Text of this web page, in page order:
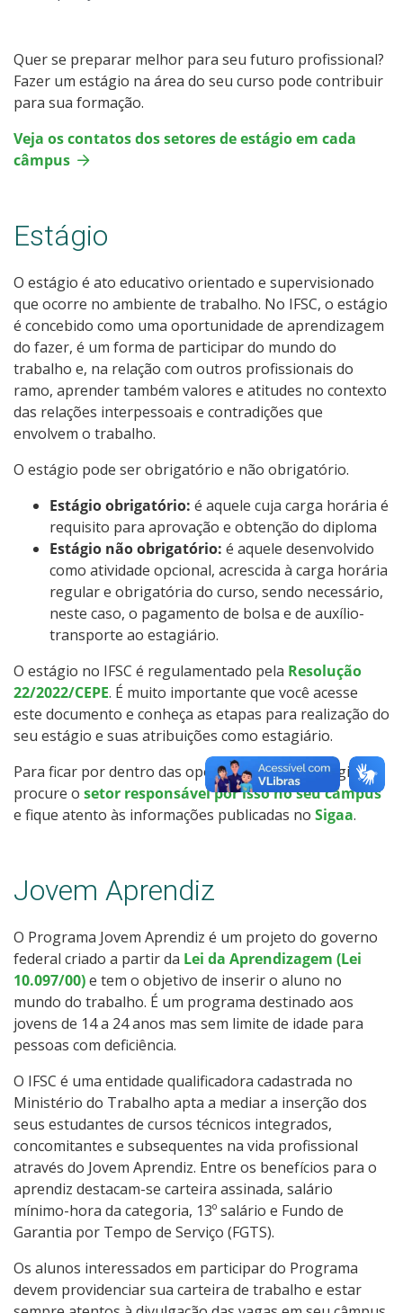
Programa Institucional de Bolsa de Iniciação à Docência -
PIBID
Residência Pedagógica
Programa de Educação Tutorial | PET
Oportunidades externas
Editais Encerrados
Quer se preparar melhor para seu futuro profissional?
Fazer um estágio na área do seu curso pode contribuir
para sua formação.
Veja os contatos dos setores de estágio em cada
câmpus
Estágio
O estágio é ato educativo orientado e supervisionado
que ocorre no ambiente de trabalho. No IFSC, o estágio
é concebido como uma oportunidade de aprendizagem
do fazer, é um forma de participar do mundo do
trabalho e, na relação com outros profissionais do
ramo, aprender também valores e atitudes no contexto
das relações interpessoais e contradições que
envolvem o trabalho.
O estágio pode ser obrigatório e não obrigatório.
Estágio obrigatório: é aquele cuja carga horária é
requisito para aprovação e obtenção do diploma
Estágio não obrigatório: é aquele desenvolvido
como atividade opcional, acrescida à carga horária
regular e obrigatória do curso, sendo necessário,
neste caso, o pagamento de bolsa e de auxílio-
transporte ao estagiário.
O estágio no IFSC é regulamentado pela Resolução
22/2022/CEPE. É muito importante que você acesse
este documento e conheça as etapas para realização do
seu estágio e suas atribuições como estagiário.
Para ficar por dentro das oportunidades de estágio,
procure o setor responsável por isso no seu câmpus
e fique atento às informações publicadas no Sigaa.
Jovem Aprendiz
O Programa Jovem Aprendiz é um projeto do governo
federal criado a partir da Lei da Aprendizagem (Lei
10.097/00)e tem o objetivo de inserir o aluno no
mundo do trabalho. É um programa destinado aos
jovens de 14 a 24 anos mas sem limite de idade para
pessoas com deficiência.
O IFSC é uma entidade qualificadora cadastrada no
Ministério do Trabalho apta a mediar a inserção dos
seus estudantes de cursos técnicos integrados,
concomitantes e subsequentes na vida profissional
através do Jovem Aprendiz. Entre os benefícios para o
aprendiz destacam-se carteira assinada, salário
mínimo-hora da categoria, 13º salário e Fundo de
Garantia por Tempo de Serviço (FGTS).
Os alunos interessados em participar do Programa
devem providenciar sua carteira de trabalho e estar